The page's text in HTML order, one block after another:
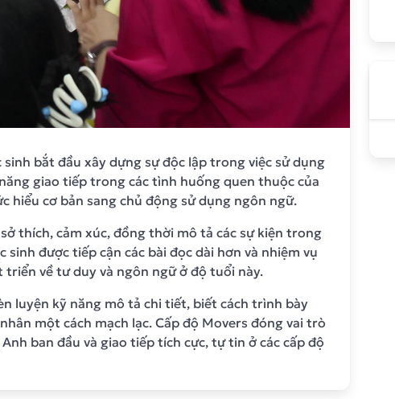
bắt đầu xây dựng sự độc lập trong việc sử dụng
giao tiếp trong các tình huống quen thuộc của
hiểu cơ bản sang chủ động sử dụng ngôn ngữ.
thích, cảm xúc, đồng thời mô tả các sự kiện trong
được tiếp cận các bài đọc dài hơn và nhiệm vụ
về tư duy và ngôn ngữ ở độ tuổi này.
luyện kỹ năng mô tả chi tiết, biết cách trình bày
một cách mạch lạc. Cấp độ Movers đóng vai trò
ban đầu và giao tiếp tích cực, tự tin ở các cấp độ